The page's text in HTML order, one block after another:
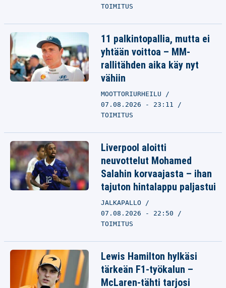
TOIMITUS
11 palkintopallia, mutta ei
yhtään voittoa – MM-
rallitähden aika käy nyt
vähiin
MOOTTORIURHEILU
07.08.2026 - 23:11
TOIMITUS
Liverpool aloitti
neuvottelut Mohamed
Salahin korvaajasta – ihan
tajuton hintalappu paljastui
JALKAPALLO
07.08.2026 - 22:50
TOIMITUS
Lewis Hamilton hylkäsi
tärkeän F1-työkalun –
McLaren-tähti tarjosi